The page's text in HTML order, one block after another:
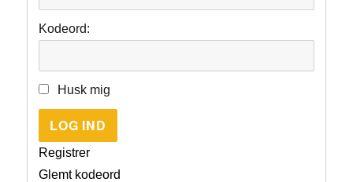
Kodeord:
Husk mig
LOG IND
Registrer
Glemt kodeord